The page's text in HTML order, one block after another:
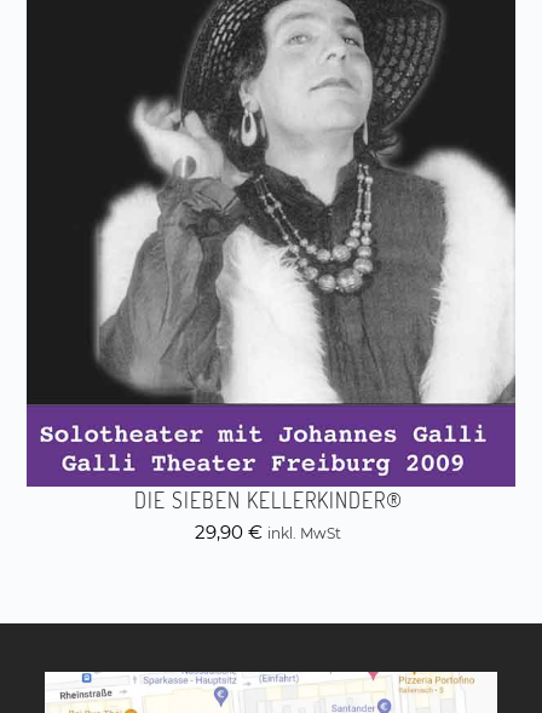
DIE SIEBEN KELLERKINDER®
29,90 € inkl. MwSt